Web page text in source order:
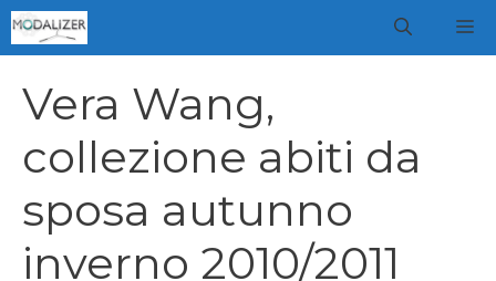
Vai
al
Vera Wang,
collezione abiti da
sposa autunno
inverno 2010/2011